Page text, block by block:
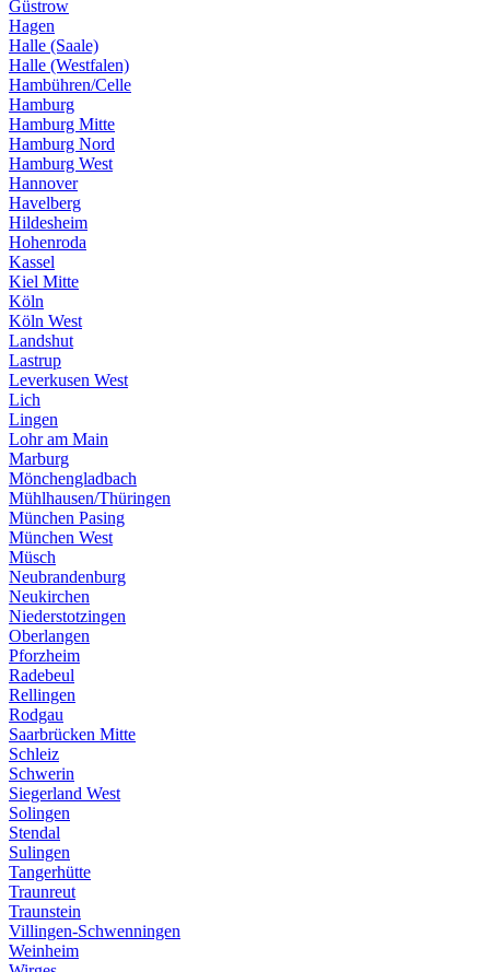
Güstrow
Hagen
Halle (Saale)
Halle (Westfalen)
Hambühren/Celle
Hamburg
Hamburg Mitte
Hamburg Nord
Hamburg West
Hannover
Havelberg
Hildesheim
Hohenroda
Kassel
Kiel Mitte
Köln
Köln West
Landshut
Lastrup
Leverkusen West
Lich
Lingen
Lohr am Main
Marburg
Mönchengladbach
Mühlhausen/Thüringen
München Pasing
München West
Müsch
Neubrandenburg
Neukirchen
Niederstotzingen
Oberlangen
Pforzheim
Radebeul
Rellingen
Rodgau
Saarbrücken Mitte
Schleiz
Schwerin
Siegerland West
Solingen
Stendal
Sulingen
Tangerhütte
Traunreut
Traunstein
Villingen-Schwenningen
Weinheim